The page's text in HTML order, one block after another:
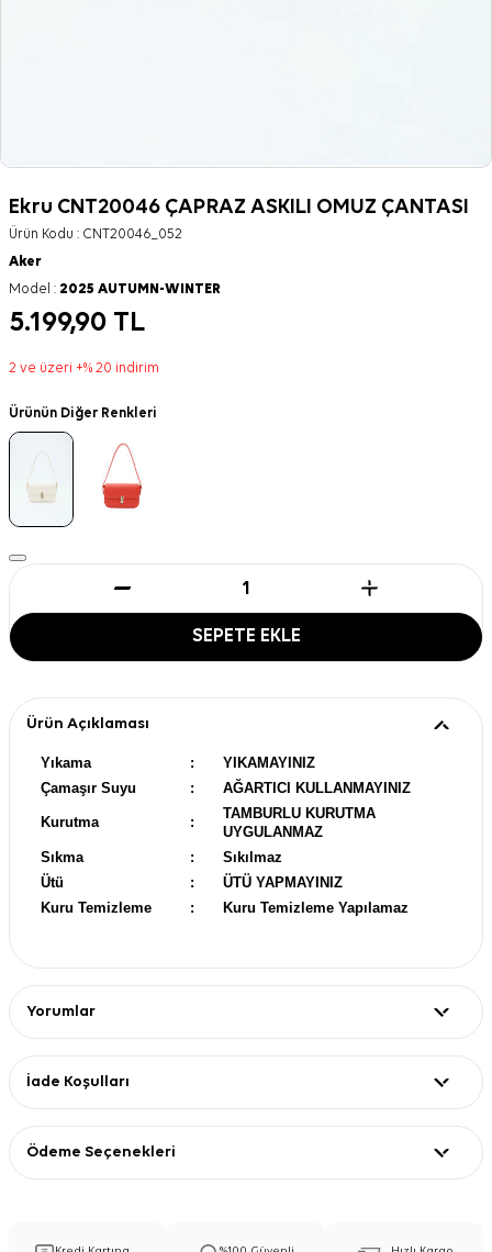
Ekru CNT20046 ÇAPRAZ ASKILI OMUZ ÇANTASI
Ürün Kodu : CNT20046_052
Aker
Model : 2025 AUTUMN-WINTER
5.199,90 TL
2 ve üzeri +% 20 indirim
Ürünün Diğer Renkleri
SEPETE EKLE
Ürün Açıklaması
Yıkama :
YIKAMAYINIZ
Çamaşır Suyu
: AĞARTICI KULLANMAYINIZ
Kurutma :
TAMBURLU KURUTMA
UYGULANMAZ
Sıkma
:
Sıkılmaz
Ütü
:
ÜTÜ YAPMAYINIZ
Kuru Temizleme
: Kuru Temizleme Yapılamaz
Yorumlar
İade Koşulları
Ödeme Seçenekleri